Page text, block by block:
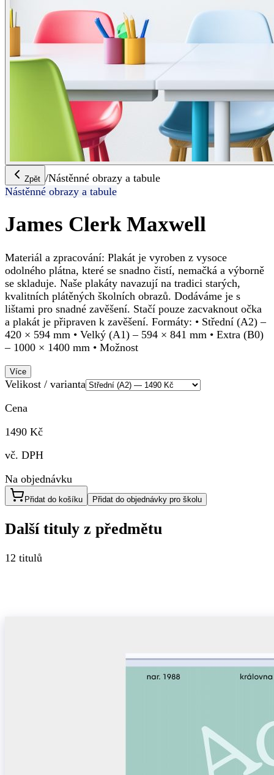
Zpět /Nástěnné obrazy a tabule
Nástěnné obrazy a tabule
James Clerk Maxwell
Materiál a zpracování: Plakát je vyroben z vysoce
odolného plátna, které se snadno čistí, nemačká a výborně
se skladuje. Naše plakáty navazují na tradici starých,
kvalitních plátěných školních obrazů. Dodáváme je s
lištami pro snadné zavěšení. Stačí pouze zacvaknout očka
a plakát je připraven k zavěšení. Formáty: • Střední (A2) –
420 × 594 mm • Velký (A1) – 594 × 841 mm • Extra (B0)
– 1000 × 1400 mm • Možnost
Více
Velikost / varianta
Cena
1490 Kč
vč. DPH
Na objednávku
Přidat do košíku Přidat do objednávky pro školu
Další tituly z předmětu
12 titulů